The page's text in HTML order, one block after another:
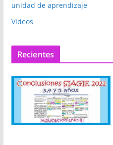
unidad de aprendizaje
Videos
Recientes